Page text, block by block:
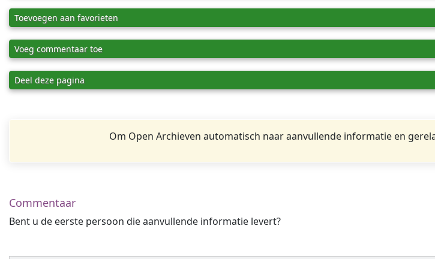
Toevoegen aan favorieten
Voeg commentaar toe
Deel deze pagina
Om Open Archieven automatisch naar aanvullende informatie en
Commentaar
Bent u de eerste persoon die aanvullende informatie levert?